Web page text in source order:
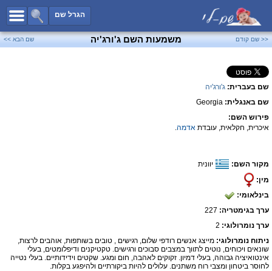
הגרל שם
כל השמות
שמות לבנים
פייסבוק
<< שם קודם משמעות השם ג'ורג'יה שם הבא >>
שם בעברית: ג'ורג'יה
שם באנגלית: Georgia
פירוש השם:
איכרית, חקלאית, עובדת אדמה.
מקור השם:
יוונית
מין:
בינלאומי:
ערך בגימטריה:
ערך נומרולוגי: 2
ניתוח נומרולוגי: מייצג אנשים רודפי שלום, רגישים , טובים בשותפות, אוהבים לרצות,
שונאים ויכוחים, נוטים לתווך במצבים סבוכים ורגישים. טקטיקנים ודיפלומטים, בעלי
אינטואיציה גבוהה, בעלי דמיון. זקוקים לאהבה, חום ומגע. שקטים וידידותיים. בעלי נטייה
לחוסר ביטחון ומצבי רוח משתנים. עלולים להיות ביקורתיים ולהיפגע בקלות.